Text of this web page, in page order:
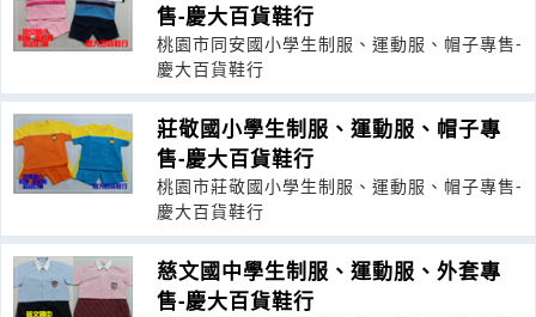
售-慶大百貨鞋行
桃園市同安國小學生制服、運動服、帽子專售-
慶大百貨鞋行
莊敬國小學生制服、運動服、帽子專
售-慶大百貨鞋行
桃園市莊敬國小學生制服、運動服、帽子專售-
慶大百貨鞋行
慈文國中學生制服、運動服、外套專
售-慶大百貨鞋行